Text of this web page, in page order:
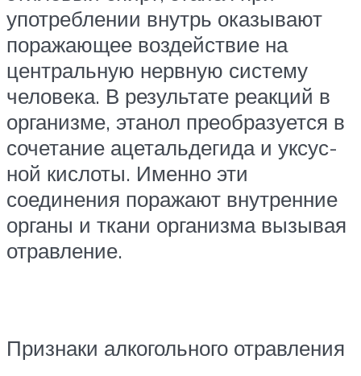
употреблении внутрь оказывают
поражающее воздействие на
центральную нервную систему
человека. В результате реакций в
организме, этанол преобразуется в
сочетание ацетальдегида и уксус­
ной кислоты. Именно эти
соединения поражают внутренние
органы и ткани организма вызывая
отравление.
Признаки алкогольного отравления